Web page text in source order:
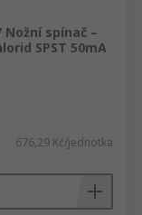
Nožní spínač –
SPST 50mA
676,29 Kč/jednotka